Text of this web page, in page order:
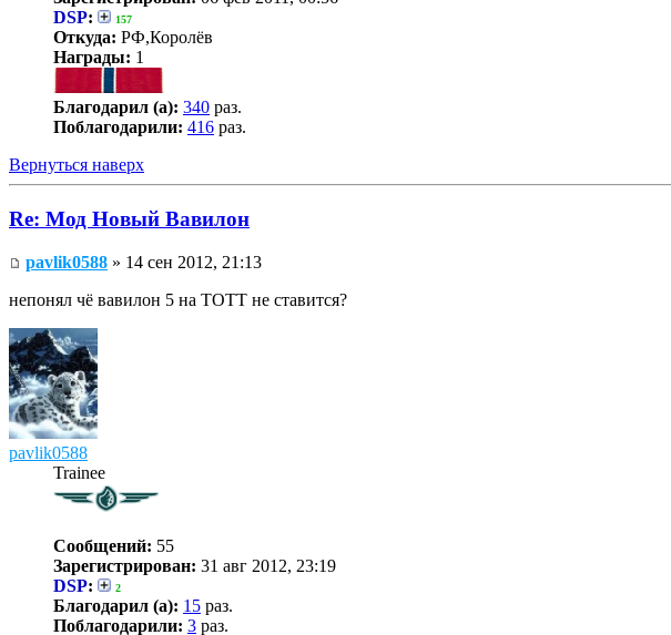
DSP: 157
Откуда: РФ,Королёв
Награды: 1
Благодарил (а): 340 раз.
Поблагодарили: 416 раз.
Вернуться наверх
Re: Мод Новый Вавилон
pavlik0588 » 14 сен 2012, 21:13
непонял чё вавилон 5 на TOTT не ставится?
pavlik0588
Trainee
Сообщений: 55
Зарегистрирован: 31 авг 2012, 23:19
DSP: 2
Благодарил (а): 15 раз.
Поблагодарили: 3 раз.